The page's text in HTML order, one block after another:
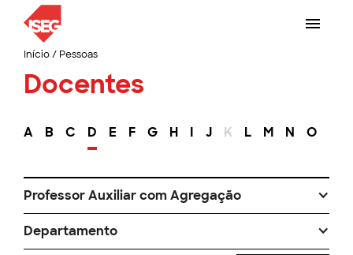
Início/ Pessoas
Docentes
A B C D E F G H I J K L M N O
Professor Auxiliar com Agregação
Departamento